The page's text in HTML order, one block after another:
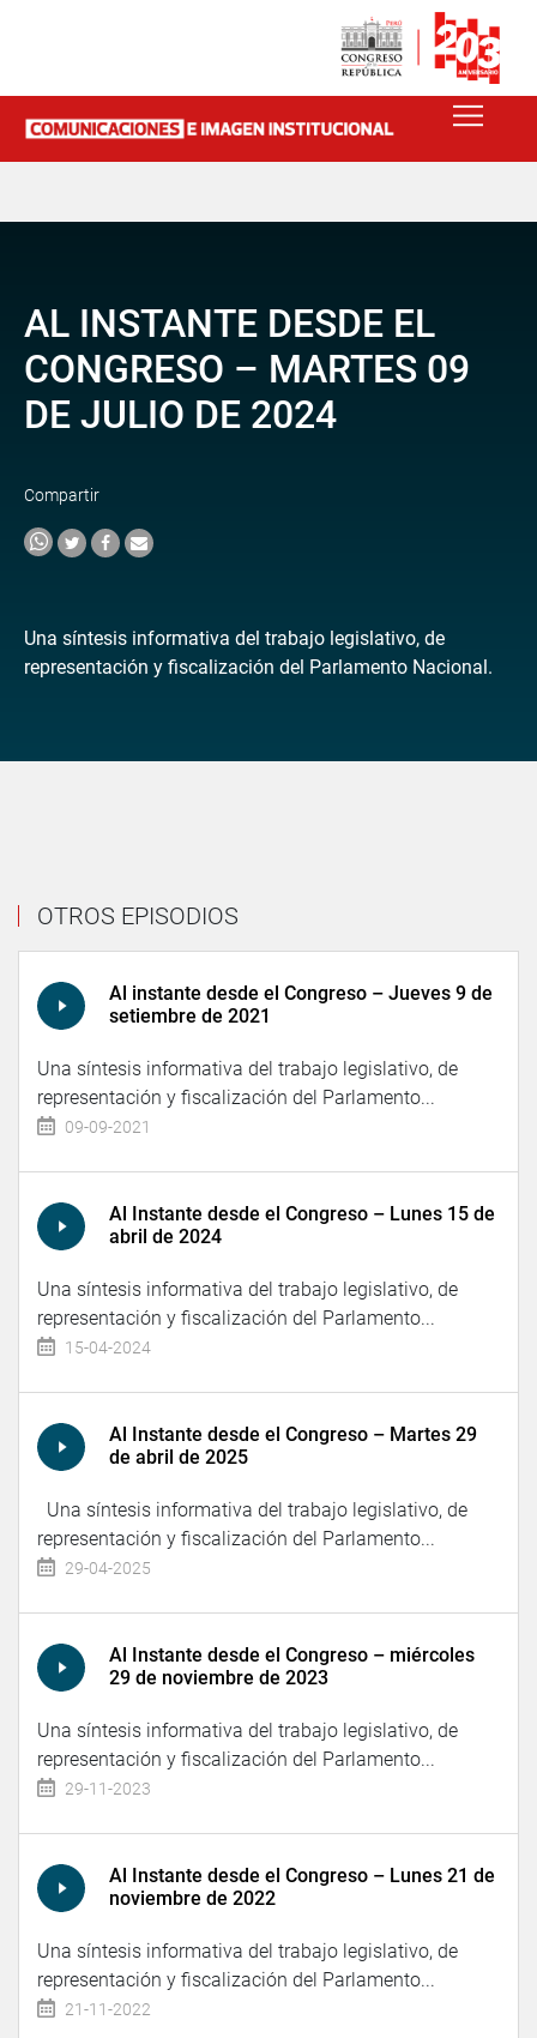
AL INSTANTE DESDE EL
CONGRESO – MARTES 09
DE JULIO DE 2024
Compartir
Una síntesis informativa del trabajo legislativo, de
representación y fiscalización del Parlamento Nacional.
OTROS EPISODIOS
Al instante desde el Congreso – Jueves 9 de
setiembre de 2021
Una síntesis informativa del trabajo legislativo, de
representación y fiscalización del Parlamento...
09-09-2021
Al Instante desde el Congreso – Lunes 15 de
abril de 2024
Una síntesis informativa del trabajo legislativo, de
representación y fiscalización del Parlamento...
15-04-2024
Al Instante desde el Congreso – Martes 29
de abril de 2025
Una síntesis informativa del trabajo legislativo, de
representación y fiscalización del Parlamento...
29-04-2025
Al Instante desde el Congreso – miércoles
29 de noviembre de 2023
Una síntesis informativa del trabajo legislativo, de
representación y fiscalización del Parlamento...
29-11-2023
Al Instante desde el Congreso – Lunes 21 de
noviembre de 2022
Una síntesis informativa del trabajo legislativo, de
representación y fiscalización del Parlamento...
21-11-2022